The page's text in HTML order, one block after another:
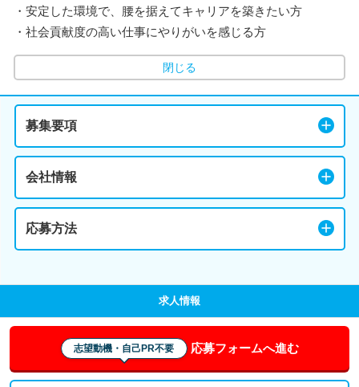
・安定した環境で、腰を据えてキャリアを築きたい方
・社会貢献度の高い仕事にやりがいを感じる方
閉じる
募集要項
会社情報
応募方法
求人情報
志望動機・自己PR不要 応募フォームへ進む